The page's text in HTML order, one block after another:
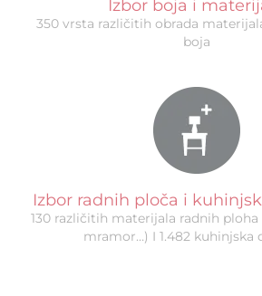
Izbor boja i
350 vrsta različitih obrada
boja
Izbor radnih ploča i
130 različitih materijala radnih
mramor…) I 1.482 kuhinjska